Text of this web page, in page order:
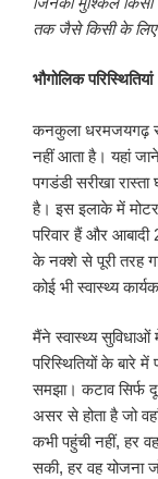
तक जैसे किसी के लिए
भौगोलिक परिस्थितियां
कनकुला धरमजयगढ़ से
नहीं आता है। यहां
पगडंडी सरीखा
है। इस इलाके में
परिवार हैं और आबादी
के नक्शे से पूरी तरह
कोई भी स्वास्थ्य
मैंने स्वास्थ्य सुविधाओं
परिस्थितियों के
समझा। कटाव सिर्फ
असर से होता है जो
कभी पहुंची नहीं, हर
सकी, हर वह योजना